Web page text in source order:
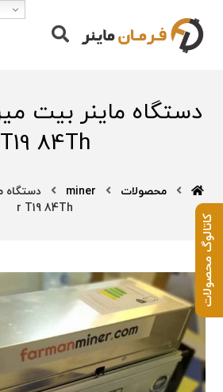
T19 84Th
محصولات miner
r T19 84Th
کاتالوگ محصولات